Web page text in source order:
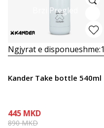
Brzi Pregled
Ngjyrat e disponueshme:1
Kander Take bottle 540ml
445 MKD
890MKD